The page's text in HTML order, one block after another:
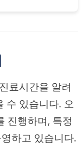
료시간을 알려
수 있습니다. 오
진행하며, 특정
하고 있습니다.